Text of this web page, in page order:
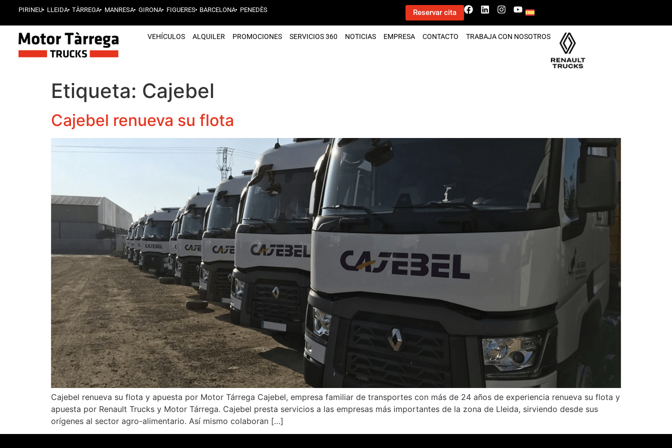
PIRINEU LLEIDA TÀRREGA MANRESA GIRONA FIGUERES BARCELONA PENEDÈS Reservar cita
VEHÍCULOS ALQUILER PROMOCIONES SERVICIOS 360 NOTICIAS EMPRESA CONTACTO TRABAJA CON NOSOTROS
Etiqueta: Cajebel
Cajebel renueva su flota
Cajebel renueva su flota y apuesta por Motor Tárrega Cajebel, empresa familiar de transportes con más de 24 años de experiencia renueva su flota y
apuesta por Renault Trucks y Motor Tárrega. Cajebel presta servicios a las empresas más importantes de la zona de Lleida, sirviendo desde sus
orígenes al sector agro-alimentario. Así mismo colaboran […]